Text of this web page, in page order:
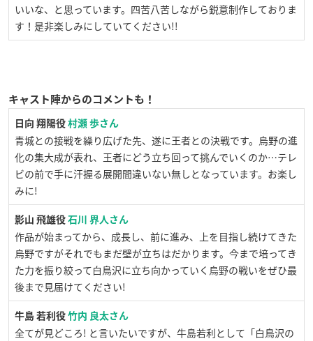
いいな、と思っています。四苦八苦しながら鋭意制作しておりま
す！是非楽しみにしていてください!!
キャスト陣からのコメントも！
日向 翔陽役 村瀬 歩さん
青城との接戦を繰り広げた先、遂に王者との決戦です。烏野の進
化の集大成が表れ、王者にどう立ち回って挑んでいくのか…テレ
ビの前で手に汗握る展開間違いない無しとなっています。お楽し
みに!
影山 飛雄役 石川 界人さん
作品が始まってから、成長し、前に進み、上を目指し続けてきた
烏野ですがそれでもまだ壁が立ちはだかります。今まで培ってき
た力を振り絞って白鳥沢に立ち向かっていく烏野の戦いをぜひ最
後まで見届けてください!
牛島 若利役 竹内 良太さん
全てが見どころ! と言いたいですが、牛島若利として「白鳥沢の